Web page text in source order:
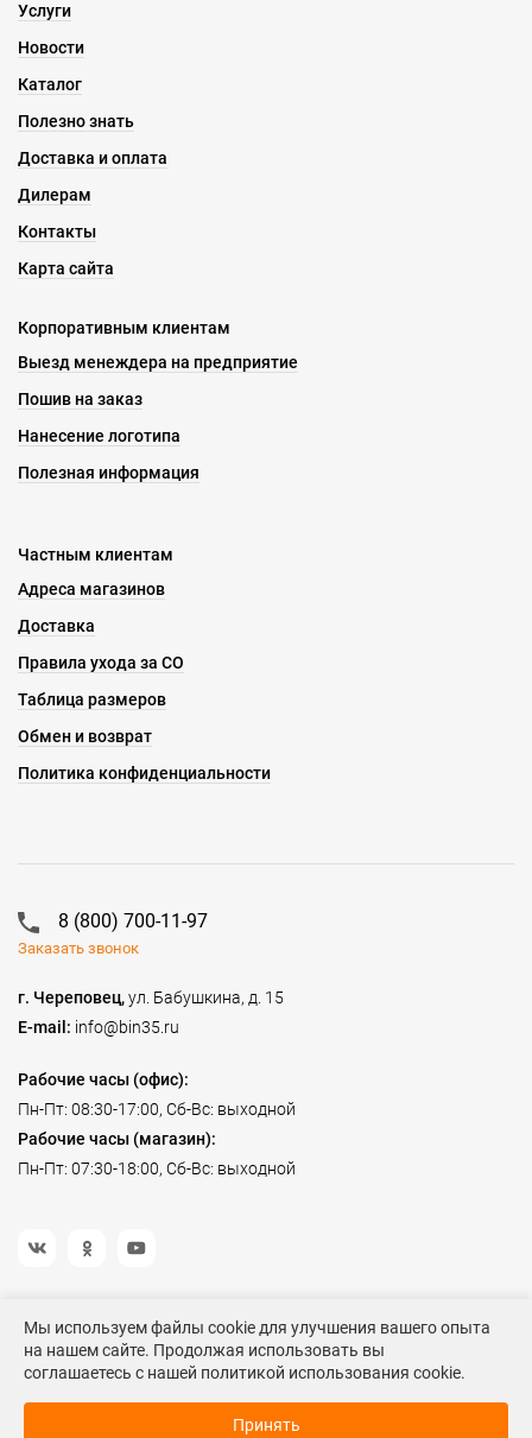
Мы используем файлы cookie для улучшения вашего опыта
на нашем сайте. Продолжая использовать вы
соглашаетесь с нашей политикой использования cookie.
Принять
Услуги
Новости
Каталог
Полезно знать
Доставка и оплата
Дилерам
Контакты
Карта сайта
Корпоративным клиентам
Выезд менеждера на предприятие
Пошив на заказ
Нанесение логотипа
Полезная информация
Частным клиентам
Адреса магазинов
Доставка
Правила ухода за СО
Таблица размеров
Обмен и возврат
Политика конфиденциальности
8 (800) 700-11-97
Заказать звонок
г. Череповец,ул. Бабушкина, д. 15
E-mail: info@bin35.ru
Рабочие часы (офис):
Пн-Пт: 08:30-17:00, Сб-Вс: выходной
Рабочие часы (магазин):
Пн-Пт: 07:30-18:00, Сб-Вс: выходной
©2023 Спецодежда БиН
стоимость товаров уточняйте по телефону. Производители оставляют за собой право
изменять технические характеристики и внешний вид товаров без предварительного